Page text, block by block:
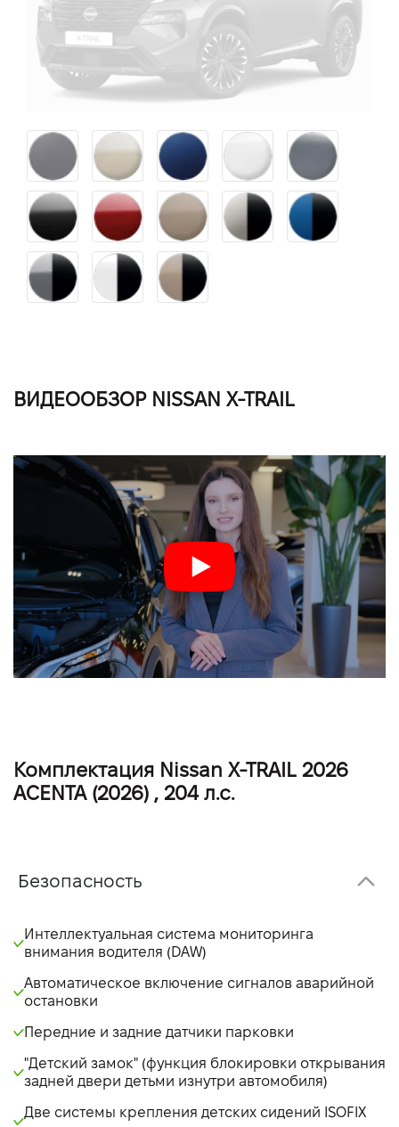
ВИДЕООБЗОР NISSAN X-TRAIL
Комплектация Nissan X-TRAIL 2026
ACENTA (2026) , 204 л.с.
Безопасность
Интеллектуальная система мониторинга
внимания водителя (DAW)
Автоматическое включение сигналов аварийной
остановки
Передние и задние датчики парковки
"Детский замок" (функция блокировки открывания
задней двери детьми изнутри автомобиля)
Две системы крепления детских сидений ISOFIX